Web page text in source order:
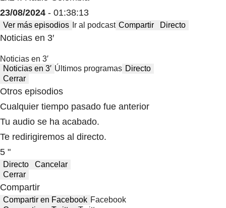
23/08/2024 - 01:38:13
Ver más episodios Ir al podcast Compartir Directo
Noticias en 3′
Noticias en 3′
Noticias en 3′ Últimos programas Directo
Cerrar
Otros episodios
Cualquier tiempo pasado fue anterior
Tu audio se ha acabado.
Te redirigiremos al directo.
5 "
Directo
Cancelar
Cerrar
Compartir
Compartir en Facebook Facebook